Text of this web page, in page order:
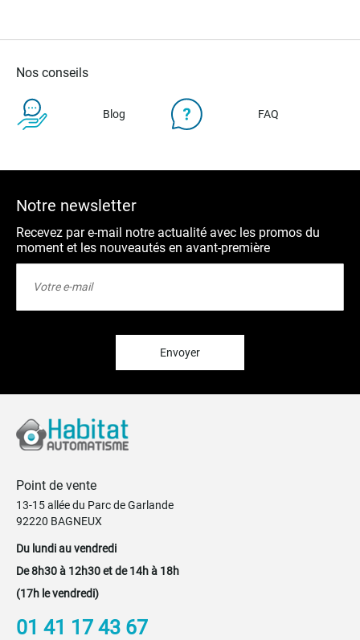
Nos conseils
Blog FAQ
Notre newsletter
Recevez par e-mail notre actualité avec les promos du
moment et les nouveautés en avant-première
Envoyer
Point de vente
13-15 allée du Parc de Garlande
92220 BAGNEUX
Du lundi au vendredi
De 8h30 à 12h30 et de 14h à 18h
(17h le vendredi)
01 41 17 43 67